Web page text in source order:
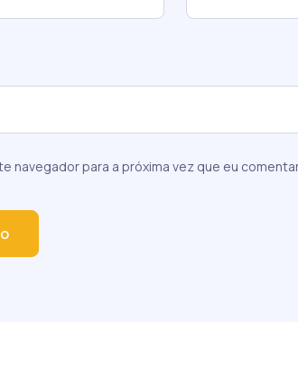
navegador para a próxima vez que eu